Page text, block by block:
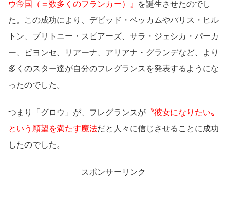
ウ帝国（＝数多くのフランカー）』
を誕生させたのでし
た。この成功により、デビッド・ベッカムやパリス・ヒル
トン、ブリトニー・スピアーズ、サラ・ジェシカ・パーカ
ー、ビヨンセ、リアーナ、アリアナ・グランデなど、より
多くのスター達が自分のフレグランスを発表するようにな
ったのでした。
つまり「グロウ」が、フレグランスが 〝彼女になりたい〟
という願望を満たす魔法だと人々に信じさせることに成功
したのでした。
スポンサーリンク